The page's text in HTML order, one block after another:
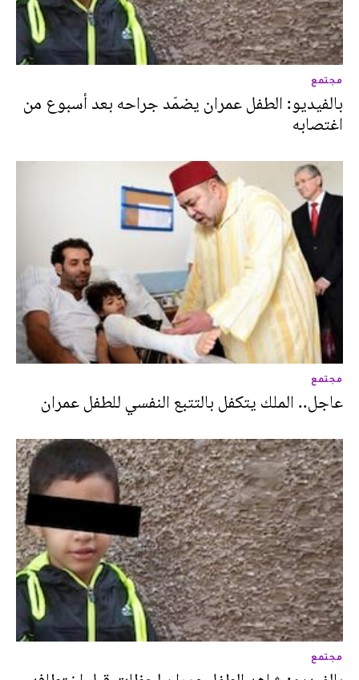
مجتمع
بالفيديو: الطفل عمران يضمّد جراحه بعد أسبوع من
اغتصابه
مجتمع
عاجل.. الملك يتكفل بالتتبع النفسي للطفل عمران
مجتمع